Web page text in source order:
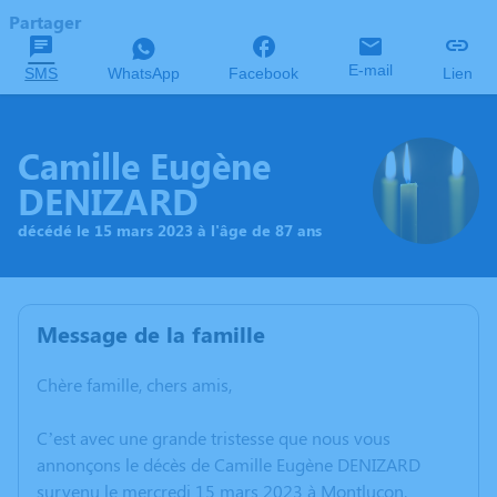
Partager
SMS WhatsApp Facebook E-mail Lien
Camille Eugène
DENIZARD
décédé le 15 mars 2023 à l'âge de 87 ans
Message de la famille
Chère famille, chers amis,
C’est avec une grande tristesse que nous vous
annonçons le décès de Camille Eugène DENIZARD
survenu le mercredi 15 mars 2023 à Montluçon.